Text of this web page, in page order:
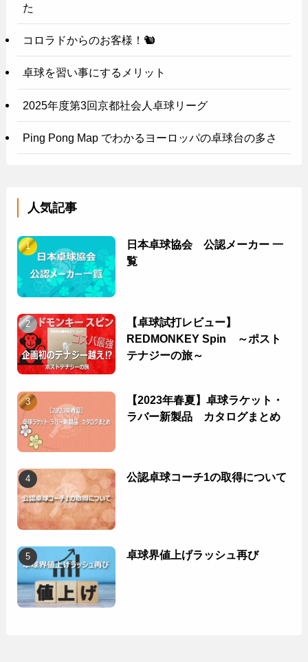
た
コロラドからのお客様！🐿️
卓球を習い事にするメリット
2025年度第3回京都社会人卓球リーグ
Ping Pong Map でわかるヨーロッパの卓球台の多さ
人気記事
日本卓球協会 公認メーカー 一
覧
【卓球試打レビュー】
REDMONKEY Spin ～ポスト
テナジーの旅～
【2023年春夏】卓球ラケット・
ラバー新製品 カタログまとめ
公認卓球コーチ1の取得について
卓球界値上げラッシュ再び